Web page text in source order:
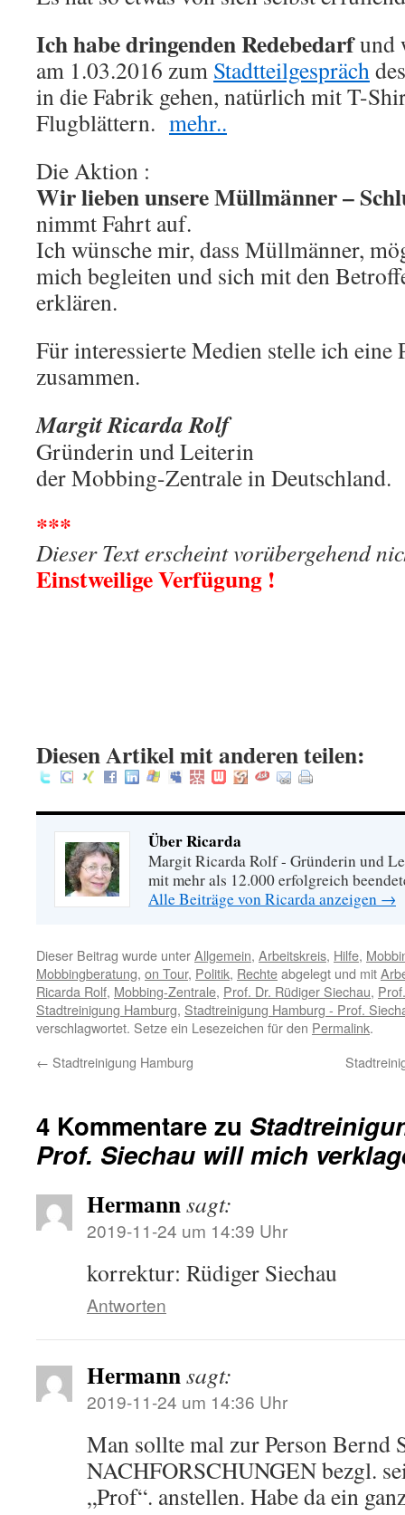
Ich habe dringenden Redebedarfund
am 1.03.2016 zum Stadtteilgespräch
in die Fabrik gehen, natürlich mit T-
Flugblättern. mehr..
Die Aktion :
Wir lieben unsere Müllmänner –
nimmt Fahrt auf.
Ich wünsche mir, dass Müllmänner,
mich begleiten und sich mit den
erklären.
Für interessierte Medien stelle ich eine
zusammen.
Margit Ricarda Rolf
Gründerin und Leiterin
der Mobbing-Zentrale in Deutschland.
***
Dieser Text erscheint vorübergehend
Einstweilige Verfügung !
Diesen Artikel mit anderen teilen:
Über Ricarda
Margit Ricarda Rolf - Gründerin und
mit mehr als 12.000 erfolgreich
Alle Beiträge von Ricarda anzeigen →
Dieser Beitrag wurde unterAllgemein, Arbeitskreis, Hilfe,
Mobbingberatung, on Tour, Politik, Rechteabgelegt und mit
Ricarda Rolf, Mobbing-Zentrale, Prof. Dr. Rüdiger Siechau,
Stadtreinigung Hamburg, Stadtreinigung Hamburg - Prof.
verschlagwortet. Setze ein Lesezeichen für den Permalink.
← Stadtreinigung Hamburg
4 Kommentare zu
Prof. Siechau will mich
Hermannsagt:
2019-11-24 um 14:39 Uhr
korrektur: Rüdiger Siechau
Antworten
Hermannsagt:
2019-11-24 um 14:36 Uhr
Man sollte mal zur Person Bernd
NACHFORSCHUNGEN bezgl.
„Prof“. anstellen. Habe da ein